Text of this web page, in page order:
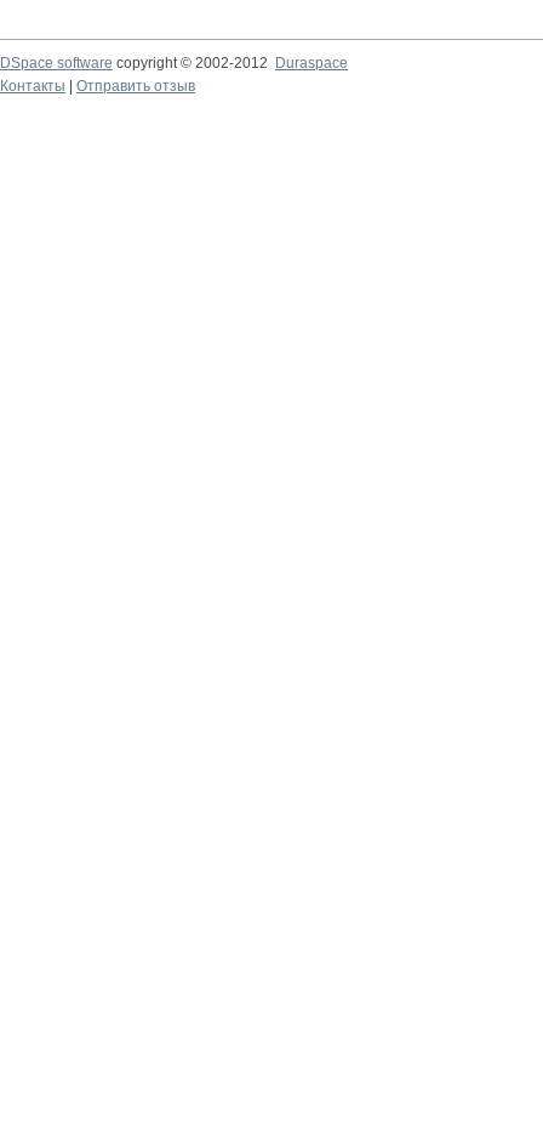
DSpace software copyright © 2002-2012
Duraspace
Контакты
Отправить отзыв